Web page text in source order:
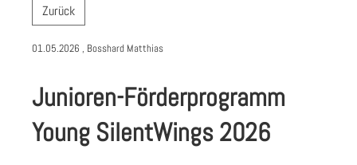
Zurück
01.05.2026 , Bosshard Matthias
Junioren-Förderprogramm
Young SilentWings 2026